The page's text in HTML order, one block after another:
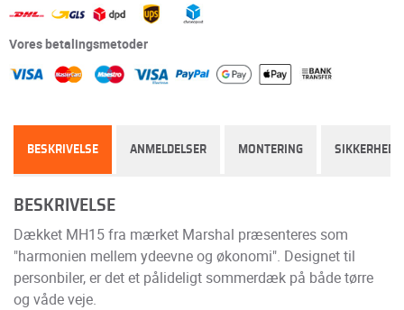
Vores betalingsmetoder
BESKRIVELSE ANMELDELSER MONTERING SIKKERHED
BESKRIVELSE
Dækket MH15 fra mærket Marshal præsenteres som
"harmonien mellem ydeevne og økonomi". Designet til
personbiler, er det et pålideligt sommerdæk på både tørre
og våde veje.